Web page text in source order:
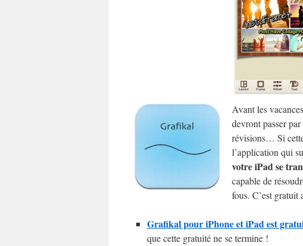
Avant les
devront passer
révisions… Si
l’application qui
votre iPad se
capable de
fous. C’est
Grafikal pour iPhone et iPad est
que cette gratuité ne se termine !